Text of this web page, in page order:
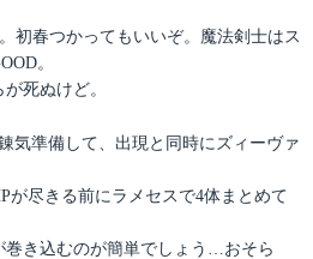
初春つかってもいいぞ。魔法剣士はス
。
死ぬけど。
気準備して、出現と同時にズィーヴァ
が尽きる前にラメセスで4体まとめて
巻き込むのが簡単でしょう…おそら